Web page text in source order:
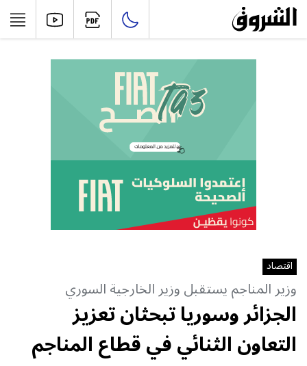
اقتصاد
وزير المناجم يستقبل وزير الخارجية السوري
الجزائر وسوريا تبحثان تعزيز
التعاون الثنائي في قطاع المناجم